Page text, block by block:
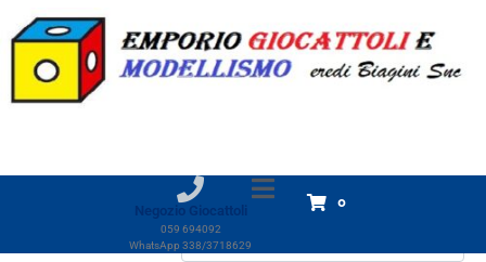
Negozio Giocattoli
059 694092
WhatsApp 338/3718629
0
Home Prodotti Giocattoli
ZAINI E BORSETTE
Ombrelli
Visualizzazione di 2 risultati